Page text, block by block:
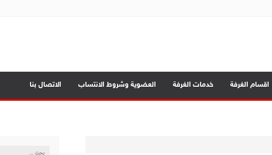
اقسام الغرفة خدمات الغرفة العضوية وشروط الانتساب الاتصال بنا
البحث